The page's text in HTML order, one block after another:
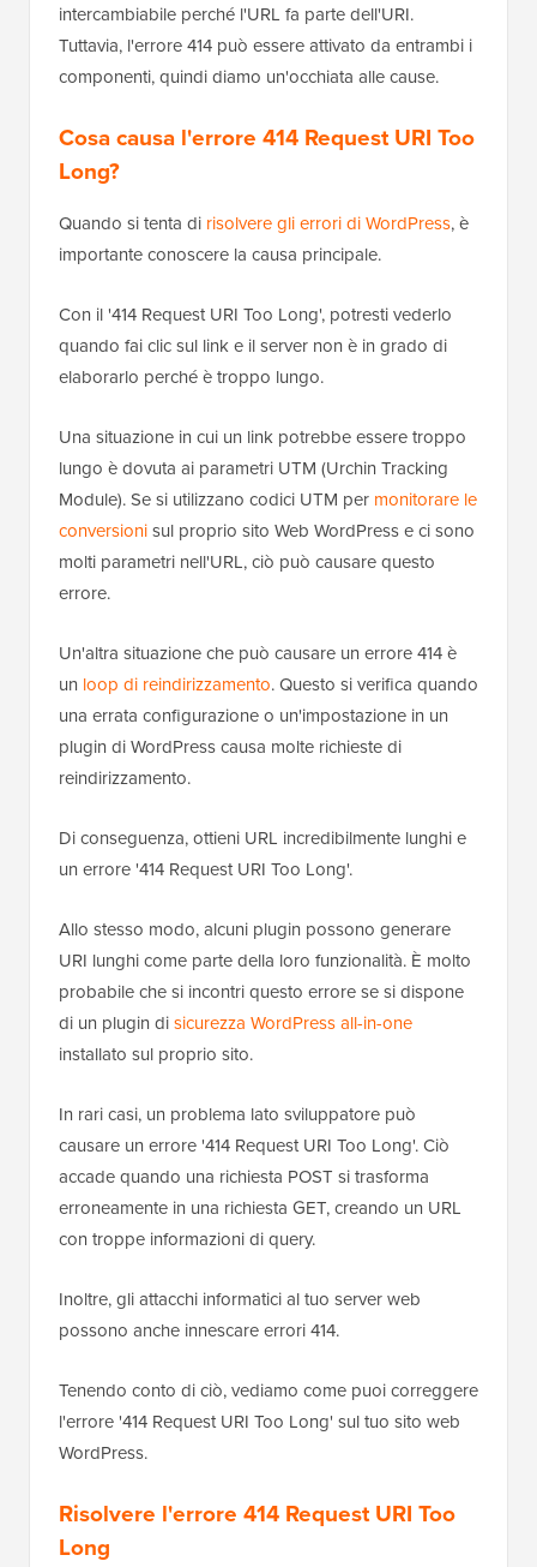
intercambiabile perché l'URL fa parte dell'URI.
Tuttavia, l'errore 414 può essere attivato da entrambi i
componenti, quindi diamo un'occhiata alle cause.
Cosa causa l'errore 414 Request URI Too
Long?
Quando si tenta di risolvere gli errori di WordPress, è
importante conoscere la causa principale.
Con il '414 Request URI Too Long', potresti vederlo
quando fai clic sul link e il server non è in grado di
elaborarlo perché è troppo lungo.
Una situazione in cui un link potrebbe essere troppo
lungo è dovuta ai parametri UTM (Urchin Tracking
Module). Se si utilizzano codici UTM per monitorare le
conversionisul proprio sito Web WordPress e ci sono
molti parametri nell'URL, ciò può causare questo
errore.
Un'altra situazione che può causare un errore 414 è
un loop di reindirizzamento. Questo si verifica quando
una errata configurazione o un'impostazione in un
plugin di WordPress causa molte richieste di
reindirizzamento.
Di conseguenza, ottieni URL incredibilmente lunghi e
un errore '414 Request URI Too Long'.
Allo stesso modo, alcuni plugin possono generare
URI lunghi come parte della loro funzionalità. È molto
probabile che si incontri questo errore se si dispone
di un plugin disicurezza WordPress all-in-one
installato sul proprio sito.
In rari casi, un problema lato sviluppatore può
causare un errore '414 Request URI Too Long'. Ciò
accade quando una richiesta POST si trasforma
erroneamente in una richiesta GET, creando un URL
con troppe informazioni di query.
Inoltre, gli attacchi informatici al tuo server web
possono anche innescare errori 414.
Tenendo conto di ciò, vediamo come puoi correggere
l'errore '414 Request URI Too Long' sul tuo sito web
WordPress.
Risolvere l'errore 414 Request URI Too
Long